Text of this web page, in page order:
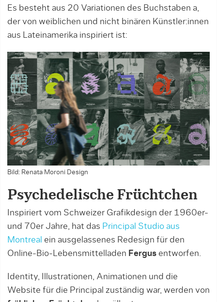
Es besteht aus 20 Variationen des Buchstaben a,
der von weiblichen und nicht binären Künstler:innen
aus Lateinamerika inspiriert ist:
Bild: Renata Moroni Design
Psychedelische Früchtchen
Inspiriert vom Schweizer Grafikdesign der 1960er-
und 70er Jahre, hat das Principal Studio aus
Montreal ein ausgelassenes Redesign für den
Online-Bio-Lebensmittelladen Fergus entworfen.
Identity, Illustrationen, Animationen und die
Website für die Principal zuständig war, werden von